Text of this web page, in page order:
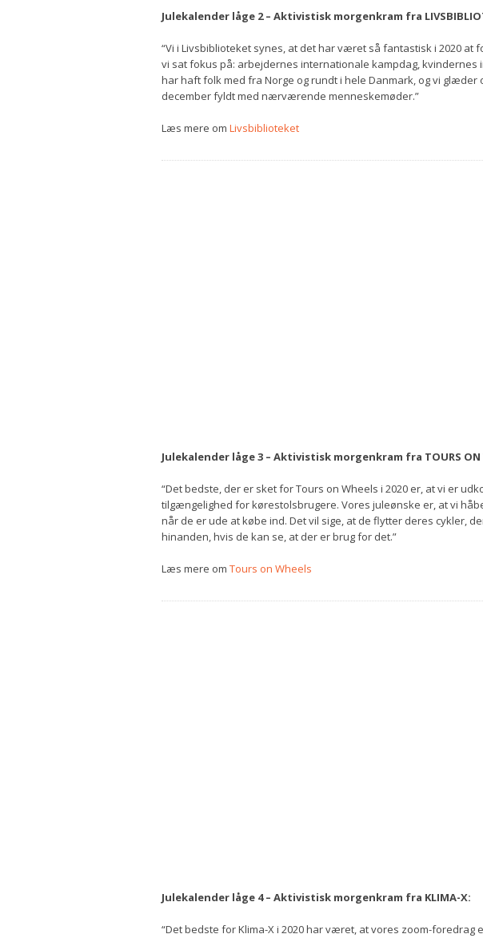
Julekalender låge 2 – Aktivistisk morgenkram fra
“Vi i Livsbiblioteket synes, at det har været så fantastisk i 2020
vi sat fokus på: arbejdernes internationale kampdag, kvindernes
har haft folk med fra Norge og rundt i hele Danmark, og vi glæder
december fyldt med nærværende menneskemøder.”
Læs mere om Livsbiblioteket
Julekalender låge 3 – Aktivistisk morgenkram fra TOURS ON
“Det bedste, der er sket for Tours on Wheels i 2020 er, at vi er
tilgængelighed for kørestolsbrugere. Vores juleønske er, at vi
når de er ude at købe ind. Det vil sige, at de flytter deres cykler,
hinanden, hvis de kan se, at der er brug for det.”
Læs mere om Tours on Wheels
Julekalender låge 4 – Aktivistisk morgenkram fra KLIMA-X:
“Det bedste for Klima-X i 2020 har været, at vores zoom-